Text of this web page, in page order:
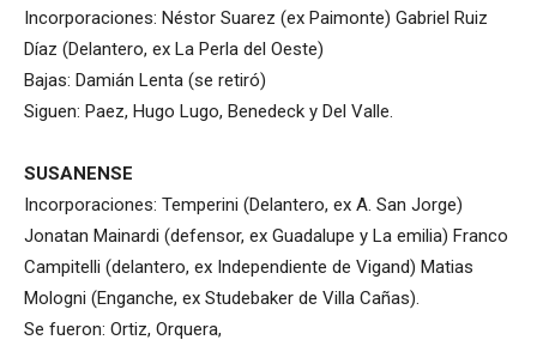
Incorporaciones: Néstor Suarez (ex Paimonte) Gabriel Ruiz
Díaz (Delantero, ex La Perla del Oeste)
Bajas: Damián Lenta (se retiró)
Siguen: Paez, Hugo Lugo, Benedeck y Del Valle.
SUSANENSE
Incorporaciones: Temperini (Delantero, ex A. San Jorge)
Jonatan Mainardi (defensor, ex Guadalupe y La emilia) Franco
Campitelli (delantero, ex Independiente de Vigand) Matias
Mologni (Enganche, ex Studebaker de Villa Cañas).
Se fueron: Ortiz, Orquera,